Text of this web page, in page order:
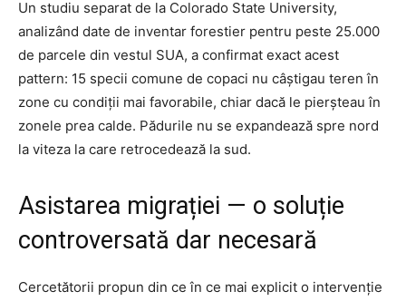
Un studiu separat de la Colorado State University,
analizând date de inventar forestier pentru peste 25.000
de parcele din vestul SUA, a confirmat exact acest
pattern: 15 specii comune de copaci nu câștigau teren în
zone cu condiții mai favorabile, chiar dacă le pierșteau în
zonele prea calde. Pădurile nu se expandează spre nord
la viteza la care retrocedează la sud.
Asistarea migrației — o soluție
controversată dar necesară
Cercetătorii propun din ce în ce mai explicit o intervenție